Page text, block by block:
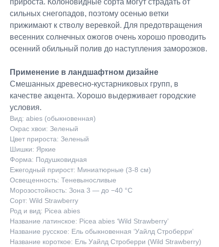
сильных снегопадов, поэтому осенью ветки
прижимают к стволу веревкой. Для предотвращения
весенних солнечных ожогов очень хорошо проводить
осенний обильный полив до наступления заморозков.
Применение в ландшафтном дизайне
Смешанных древесно-кустарниковых групп, в
качестве акцента. Хорошо выдерживает городские
условия.
Вид: abies (обыкновенная)
Окрас хвои: Зеленый
Цвет прироста: Зеленый
Шишки: Яркие
Форма: Подушковидная
Ежегодный прирост: Миниатюрные (3-8 см)
Освещенность: Теневыносливые
Морозостойкость: Зона 3 — до −40 °C
Сорт: Wild Strawberry
Род и вид: Picea abies
Название латинское: Picea abies ‘Wild Strawberry’
Название русское: Ель обыкновенная ‘Уайлд Строберри’
Название короткое: Ель Уайлд Строберри (Wild Strawberry)